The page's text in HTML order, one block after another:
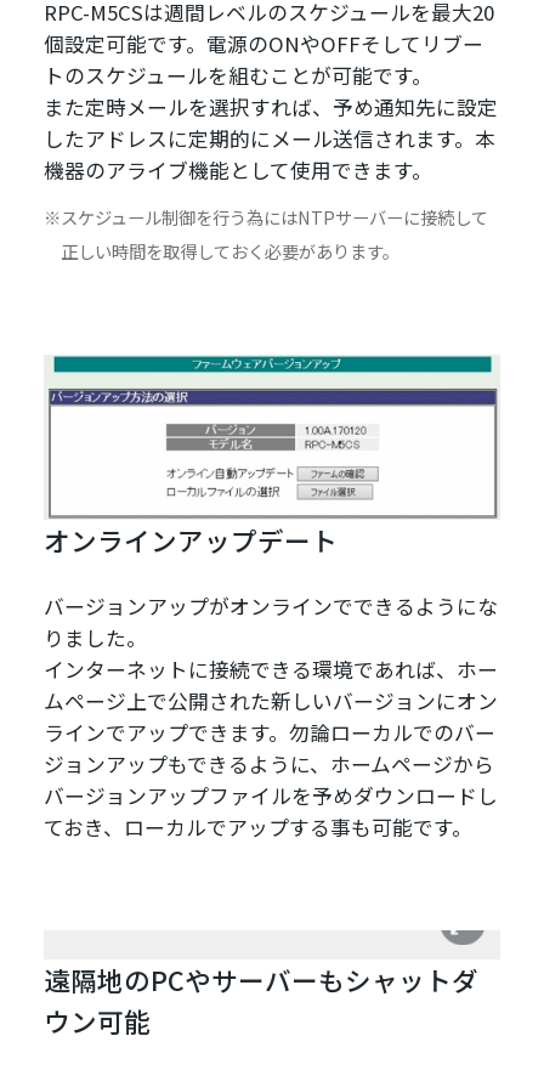
RPC-M5CSは週間レベルのスケジュールを最大20
個設定可能です。電源のONやOFFそしてリブー
トのスケジュールを組むことが可能です。
また定時メールを選択すれば、予め通知先に設定
したアドレスに定期的にメール送信されます。本
機器のアライブ機能として使用できます。
スケジュール制御を行う為にはNTPサーバーに接続して
正しい時間を取得しておく必要があります。
オンラインアップデート
バージョンアップがオンラインでできるようにな
りました。
インターネットに接続できる環境であれば、ホー
ムページ上で公開された新しいバージョンにオン
ラインでアップできます。勿論ローカルでのバー
ジョンアップもできるように、ホームページから
バージョンアップファイルを予めダウンロードし
ておき、ローカルでアップする事も可能です。
遠隔地のPCやサーバーもシャットダ
ウン可能